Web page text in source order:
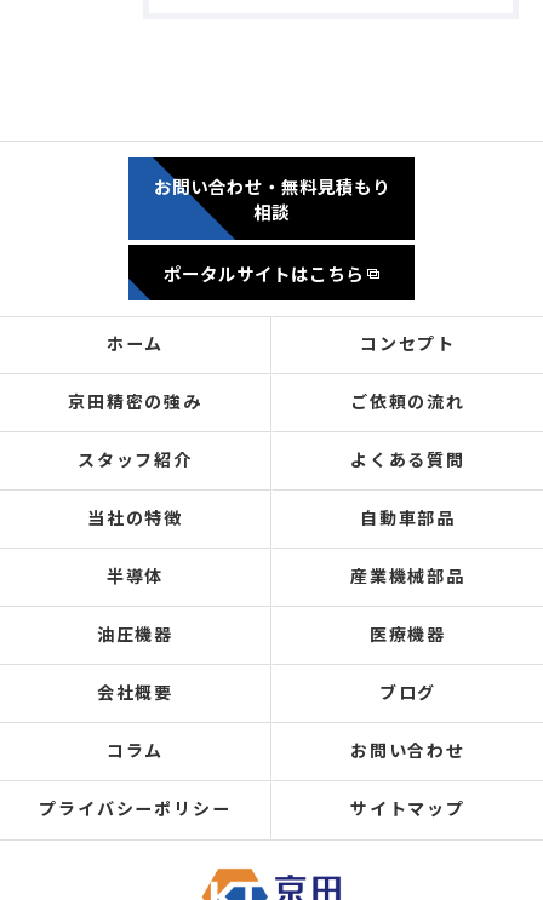
お問い合わせ・無料見積もり
相談
ポータルサイトはこちら
ホーム コンセプト
京田精密の強み ご依頼の流れ
スタッフ紹介 よくある質問
当社の特徴 自動車部品
半導体 産業機械部品
油圧機器 医療機器
会社概要 ブログ
コラム お問い合わせ
プライバシーポリシー サイトマップ